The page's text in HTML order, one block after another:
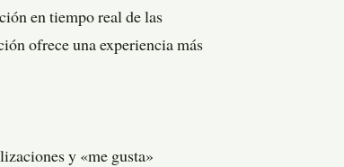
en tiempo real de las
ofrece una experiencia más
y «me gusta»